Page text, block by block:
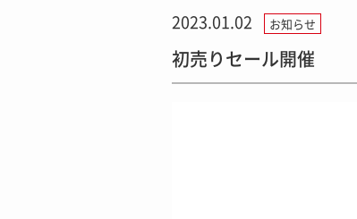
2023.01.02 お知らせ
初売りセール開催